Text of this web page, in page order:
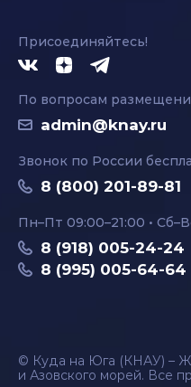
Присоединяйтесь!
По вопросам
admin@knay.ru
Звонок по России
8 (800) 201-89-81
Пн–Пт 09:00–21:00 •
8 (918) 005-24-24
8 (995) 005-64-64
© Куда на Юга (КНАУ) –
и Азовского морей. Все